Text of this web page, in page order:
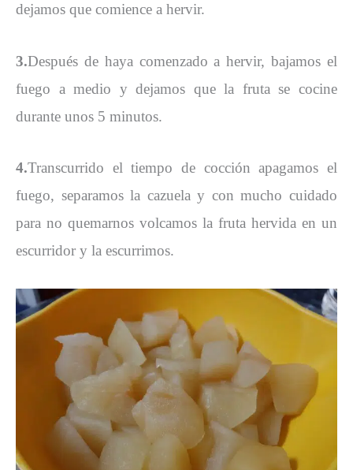
dejamos que comience a hervir.
3.Después de haya comenzado a hervir, bajamos el
fuego a medio y dejamos que la fruta se cocine
durante unos 5 minutos.
4.Transcurrido el tiempo de cocción apagamos el
fuego, separamos la cazuela y con mucho cuidado
para no quemarnos volcamos la fruta hervida en un
escurridor y la escurrimos.